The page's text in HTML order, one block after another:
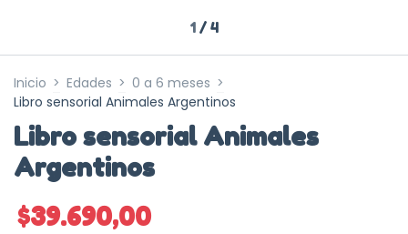
1 / 4
Inicio > Edades > 0 a 6 meses >
Libro sensorial Animales Argentinos
Libro sensorial Animales
Argentinos
$39.690,00